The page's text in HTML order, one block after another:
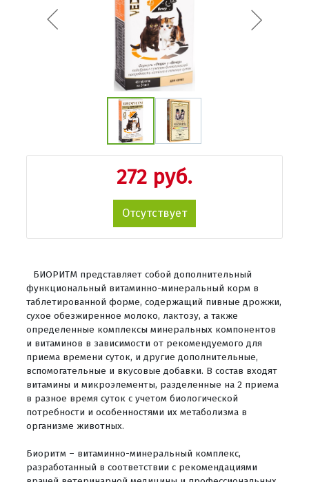
272 руб.
Отсутствует
БИОРИТМ представляет собой дополнительный
функциональный витаминно-минеральный корм в
таблетированной форме, содержащий пивные дрожжи,
сухое обезжиренное молоко, лактозу, а также
определенные комплексы минеральных компонентов
и витаминов в зависимости от рекомендуемого для
приема времени суток, и другие дополнительные,
вспомогательные и вкусовые добавки. В состав входят
витамины и микроэлементы, разделенные на 2 приема
в разное время суток с учетом биологической
потребности и особенностями их метаболизма в
организме животных.
Биоритм – витаминно-минеральный комплекс,
разработанный в соответствии с рекомендациями